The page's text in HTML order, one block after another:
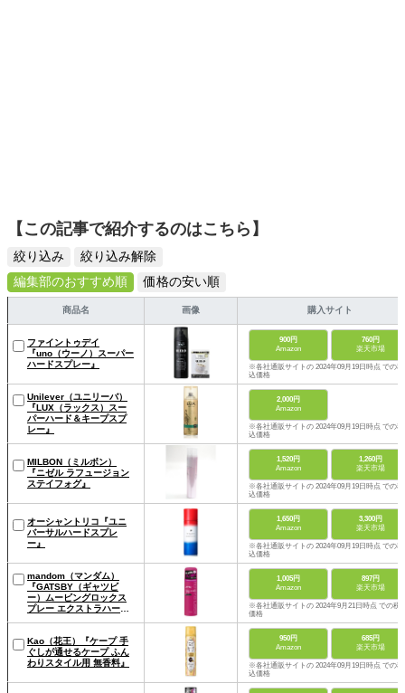
【この記事で紹介するのはこちら】
絞り込み
絞り込み解除
編集部のおすすめ順
価格の安い順
商品名 画像 購入サイト
ファイントゥデイ
『uno（ウーノ）スーパー
ハードスプレー』
900円
Amazon
760円
楽天市場
※各社通販サイトの 2024年09月19日時点 での税
込価格
Unilever（ユニリーバ）
『LUX（ラックス）スー
パーハード＆キープスプ
レー』
2,000円
Amazon
※各社通販サイトの 2024年09月19日時点 での税
込価格
MILBON（ミルボン）
『ニゼル ラフュージョン
ステイフォグ』
1,520円
Amazon
1,260円
楽天市場
※各社通販サイトの 2024年09月19日時点 での税
込価格
オーシャントリコ『ユニ
バーサルハードスプレ
ー』
1,650円
Amazon
3,300円
楽天市場
※各社通販サイトの 2024年09月19日時点 での税
込価格
mandom（マンダム）
『GATSBY（ギャツビ
ー）ムービングロックス
プレー エクストラハー
1,005円
Amazon
897円
楽天市場
※各社通販サイトの 2024年9月21日時点 での税
価格
Kao（花王）『ケープ 手
ぐしが通せるケープ ふん
わりスタイル用 無香料』
950円
Amazon
685円
楽天市場
※各社通販サイトの 2024年09月19日時点 での税
込価格